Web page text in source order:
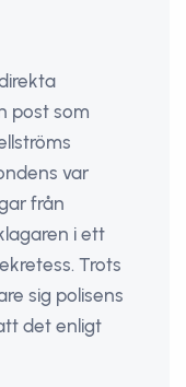
post som
var
från
i ett
Trots
sig polisens
det enligt